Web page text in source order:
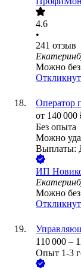
4.6
•
241 отзыв
Можно
Оператор
от 140 000
Без опыта
Можно
Выплаты:
ИП
Можно
110 000 –
Опыт 1-3